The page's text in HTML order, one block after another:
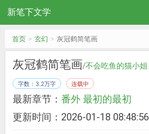
新笔下文学
首页 玄幻 灰冠鹤简笔画
灰冠鹤简笔画/不会吃鱼的猫小姐
字数：3.2万字 连载中
最新章节： 番外 最初的最初
更新时间：2026-01-18 08:48:56